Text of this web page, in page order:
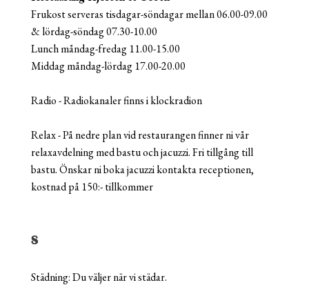
Frukost serveras tisdagar-söndagar mellan 06.00-09.00
& lördag-söndag 07.30-10.00
Lunch måndag-fredag 11.00-15.00
Middag måndag-lördag 17.00-20.00
Radio - Radiokanaler finns i klockradion
Relax - På nedre plan vid restaurangen finner ni vår
relaxavdelning med bastu och jacuzzi. Fri tillgång till
bastu. Önskar ni boka jacuzzi kontakta receptionen,
kostnad på 150:- tillkommer
S
Städning: Du väljer när vi städar.